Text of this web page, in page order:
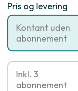
Pris og levering
Kontant uden
abonnement
Inkl. 3
abonnement